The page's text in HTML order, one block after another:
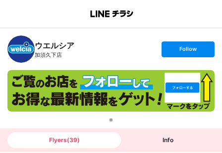
B
n
c
h
T
ウエルシア
加須久下店
s
t
o
l
o
w
Follow
Flyers(39) Info